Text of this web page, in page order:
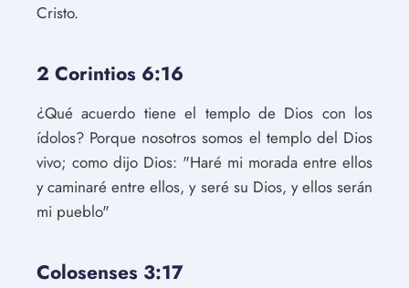
Cristo.
2 Corintios 6:16
¿Qué acuerdo tiene el templo de Dios con los
ídolos? Porque nosotros somos el templo del Dios
vivo; como dijo Dios: "Haré mi morada entre ellos
y caminaré entre ellos, y seré su Dios, y ellos serán
mi pueblo"
Colosenses 3:17